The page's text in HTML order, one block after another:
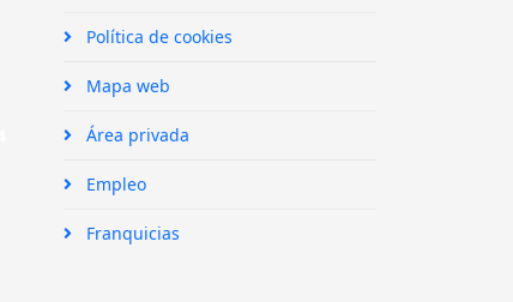
Política de cookies
Mapa web
Área privada
Empleo
Franquicias